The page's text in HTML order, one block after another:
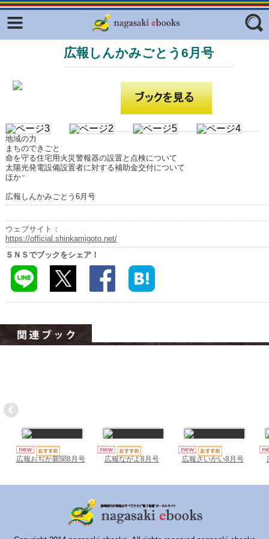
フリーワード
ジャンル
エリア
広報しんかみごとう6月号
地域の力
まちのできごと
命を守る住宅用火災警報器の設置と点検について
太陽光発電設備設置者に対する補助金交付について
ほか
広報しんかみごとう6月号
ウェブサイト：
https://official.shinkamigoto.net/
ＳＮＳでブックをシェア！
広報おぢか新聞8月号 広報ながよ8月号 広報さいかい8月号
Facebook
ふくいろキラリプロジェクト
ラリー（TOKYO Brochures）
はじめてご利用される方へ
コンテンツ
広報誌ナビ
関連遺産
大学・専門学校ナビ
ハイスクールナビ
ながよebooks
はさみebooks
長崎MICE観光マップ